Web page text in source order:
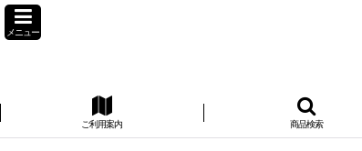
メニュー
ご利用案内 商品検索